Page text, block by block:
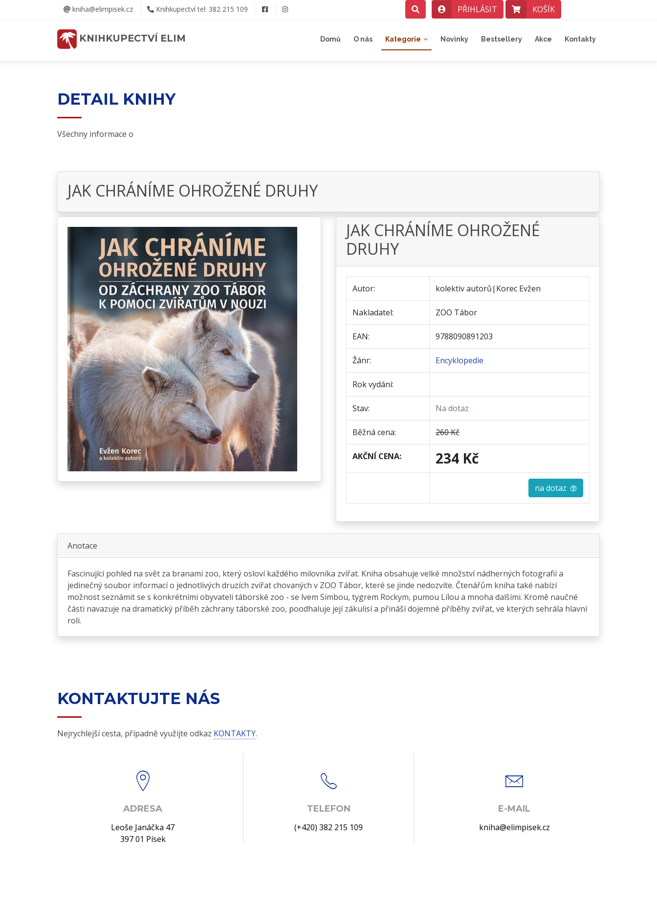
kniha@elimpisek.cz Knihkupectví tel: 382 215 109 PŘIHLÁSIT KOŠÍK
KNIHKUPECTVÍ ELIM Domů O nás Kategorie Novinky Bestsellery Akce Kontakty
DETAIL KNIHY
Všechny informace o
JAK CHRÁNÍME OHROŽENÉ DRUHY
JAK CHRÁNÍME OHROŽENÉ
DRUHY
Autor: kolektiv autorů|Korec Evžen
Nakladatel: ZOO Tábor
EAN: 9788090891203
Žánr: Encyklopedie
Rok vydání:
Stav: Na dotaz
Běžná cena: 260 Kč
AKČNÍ CENA: 234 Kč
na dotaz
Anotace
Fascinující pohled na svět za branami zoo, který osloví každého milovníka zvířat. Kniha obsahuje velké množství nádherných fotografií a
jedinečný soubor informací o jednotlivých druzích zvířat chovaných v ZOO Tábor, které se jinde nedozvíte. Čtenářům kniha také nabízí
možnost seznámit se s konkrétními obyvateli táborské zoo - se lvem Simbou, tygrem Rockym, pumou Lílou a mnoha dalšími. Kromě naučné
části navazuje na dramatický příběh záchrany táborské zoo, poodhaluje její zákulisí a přináší dojemné příběhy zvířat, ve kterých sehrála hlavní
roli.
KONTAKTUJTE NÁS
Nejrychlejší cesta, případně využijte odkaz KONTAKTY.
ADRESA
Leoše Janáčka 47
397 01 Písek
TELEFON
(+420) 382 215 109
E-MAIL
kniha@elimpisek.cz